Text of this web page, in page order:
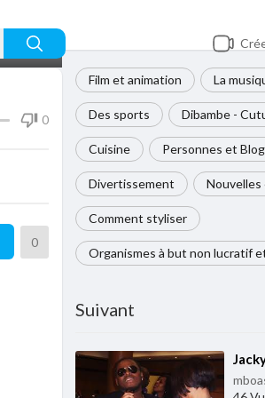
Film et animation La
Des sports Dibambe -
Cuisine Personnes et
Divertissement
Comment styliser
Organismes à but non lucratif
Suivant
0
0